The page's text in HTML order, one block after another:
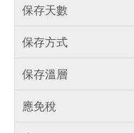
保存天數
保存方式
保存溫層
應免稅